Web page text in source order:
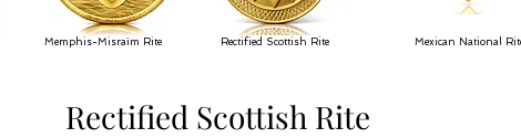
Memphis-Misraïm Rite Rectified Scottish Rite Mexican National
Rectified Scottish Rite